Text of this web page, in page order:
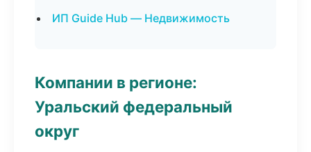
ИП Guide Hub — Недвижимость
Компании в регионе:
Уральский федеральный
округ